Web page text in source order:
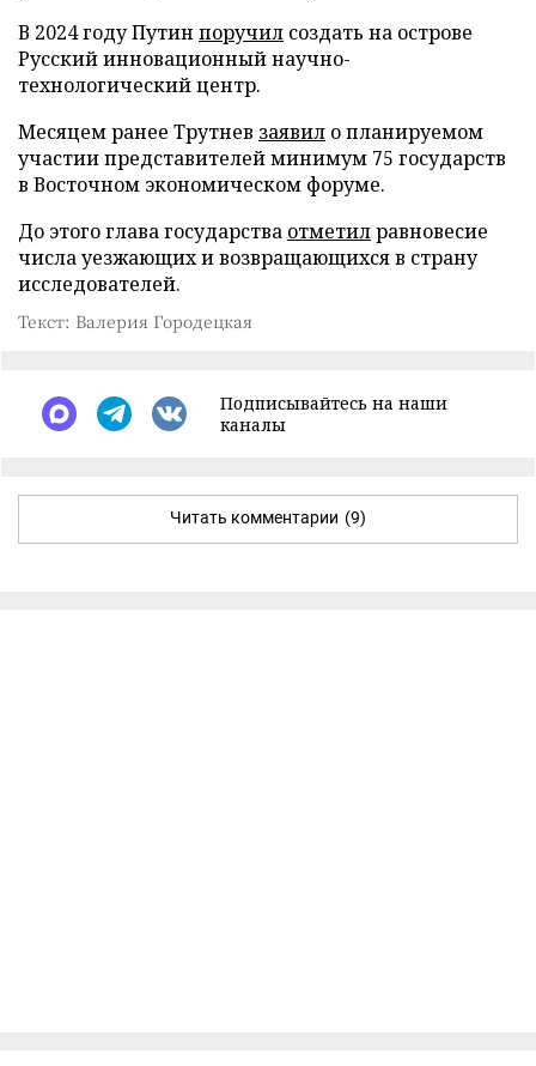
В 2024 году Путин поручил создать на острове
Русский инновационный научно-
технологический центр.
Месяцем ранее Трутнев заявил о планируемом
участии представителей минимум 75 государств
в Восточном экономическом форуме.
До этого глава государства отметилравновесие
числа уезжающих и возвращающихся в страну
исследователей.
Текст: Валерия Городецкая
Подписывайтесь на наши
каналы
Читать комментарии (9)